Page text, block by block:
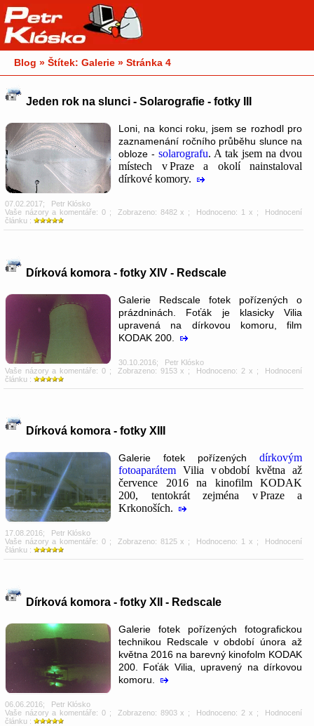
Blog » Štítek: Galerie » Stránka 4
Jeden rok na slunci - Solarografie - fotky III
Loni, na konci roku, jsem se rozhodl pro
zaznamenání ročního průběhu slunce na
obloze - solarografu. A tak jsem na dvou
místech v Praze a okolí nainstaloval
dírkové komory.
07.02.2017; Petr Klósko
Vaše názory a komentáře: 0; Zobrazeno: 8482 x ; Hodnoceno: 1 x ; Hodnocení
článku :
Dírková komora - fotky XIV - Redscale
Galerie Redscale fotek pořízených o
prázdninách. Foťák je klasicky Vilia
upravená na dírkovou komoru, film
KODAK 200.
30.10.2016; Petr Klósko
Vaše názory a komentáře: 0; Zobrazeno: 9153 x ; Hodnoceno: 2 x ; Hodnocení
článku :
Dírková komora - fotky XIII
Galerie fotek pořízených dírkovým
fotoaparátem Vilia v období května až
července 2016 na kinofilm KODAK
200, tentokrát zejména v Praze a
Krkonoších.
17.08.2016; Petr Klósko
Vaše názory a komentáře: 0; Zobrazeno: 8125 x ; Hodnoceno: 1 x ; Hodnocení
článku :
Dírková komora - fotky XII - Redscale
Galerie fotek pořízených fotografickou
technikou Redscale v období února až
května 2016 na barevný kinofolm KODAK
200. Foťák Vilia, upravený na dírkovou
komoru.
06.06.2016; Petr Klósko
Vaše názory a komentáře: 0; Zobrazeno: 8903 x ; Hodnoceno: 2 x ; Hodnocení
článku :